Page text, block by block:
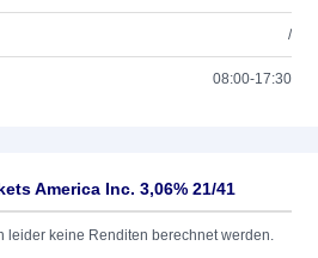
/
08:00-17:30
America Inc. 3,06% 21/41
leider keine Renditen berechnet werden.